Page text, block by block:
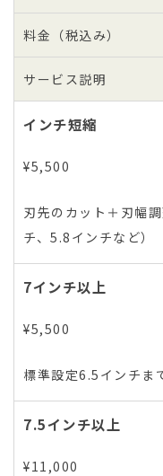
料金（税込み）
サービス説明
インチ短縮
¥5,500
刃先のカット＋刃幅
チ、5.8インチなど）
7インチ以上
¥5,500
標準設定6.5インチ
7.5インチ以上
¥11,000